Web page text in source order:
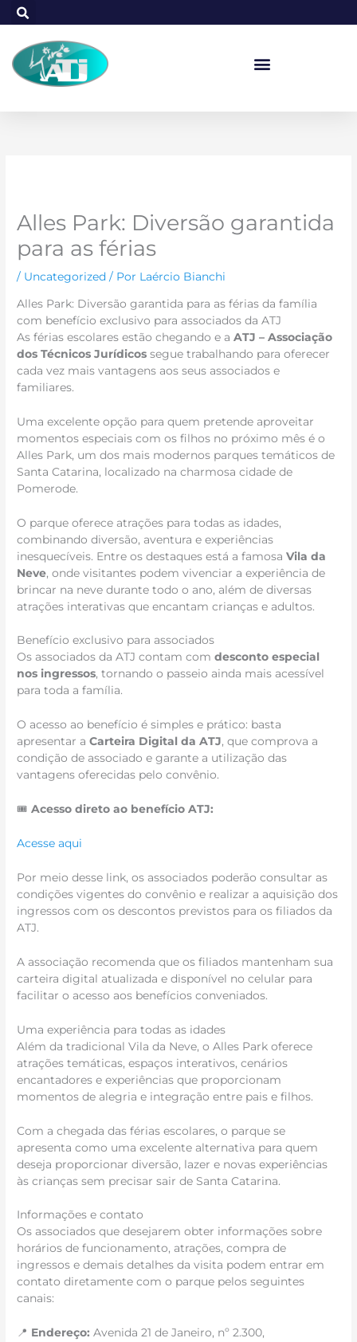
para
conteúdo
Alles Park: Diversão garantida
para as férias
/ Uncategorized / Por Laércio Bianchi
Alles Park: Diversão garantida para as férias da família
com benefício exclusivo para associados da ATJ
As férias escolares estão chegando e aATJ – Associação
dos Técnicos Jurídicos segue trabalhando para oferecer
cada vez mais vantagens aos seus associados e
familiares.
Uma excelente opção para quem pretende aproveitar
momentos especiais com os filhos no próximo mês é o
Alles Park, um dos mais modernos parques temáticos de
Santa Catarina, localizado na charmosa cidade de
Pomerode.
O parque oferece atrações para todas as idades,
combinando diversão, aventura e experiências
inesquecíveis. Entre os destaques está a famosaVila da
Neve, onde visitantes podem vivenciar a experiência de
brincar na neve durante todo o ano, além de diversas
atrações interativas que encantam crianças e adultos.
Benefício exclusivo para associados
Os associados da ATJ contam comdesconto especial
nos ingressos, tornando o passeio ainda mais acessível
para toda a família.
O acesso ao benefício é simples e prático: basta
apresentar aCarteira Digital da ATJ, que comprova a
condição de associado e garante a utilização das
vantagens oferecidas pelo convênio.
🎟️Acesso direto ao benefício ATJ:
Acesse aqui
Por meio desse link, os associados poderão consultar as
condições vigentes do convênio e realizar a aquisição dos
ingressos com os descontos previstos para os filiados da
ATJ.
A associação recomenda que os filiados mantenham sua
carteira digital atualizada e disponível no celular para
facilitar o acesso aos benefícios conveniados.
Uma experiência para todas as idades
Além da tradicional Vila da Neve, o Alles Park oferece
atrações temáticas, espaços interativos, cenários
encantadores e experiências que proporcionam
momentos de alegria e integração entre pais e filhos.
Com a chegada das férias escolares, o parque se
apresenta como uma excelente alternativa para quem
deseja proporcionar diversão, lazer e novas experiências
às crianças sem precisar sair de Santa Catarina.
Informações e contato
Os associados que desejarem obter informações sobre
horários de funcionamento, atrações, compra de
ingressos e demais detalhes da visita podem entrar em
contato diretamente com o parque pelos seguintes
canais:
📍 Endereço: Avenida 21 de Janeiro, nº 2.300,